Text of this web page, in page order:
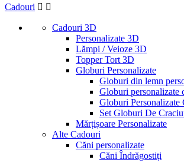
Cadouri  
Cadouri 3D
Personalizate 3D
Lămpi / Veioze 3D
Topper Tort 3D
Globuri Personalizate
Globuri din lemn
Globuri personalizate
Globuri Personalizate
Set Globuri De
Mărțișoare Personalizate
Alte Cadouri
Căni personalizate
Căni Îndrăgostiți